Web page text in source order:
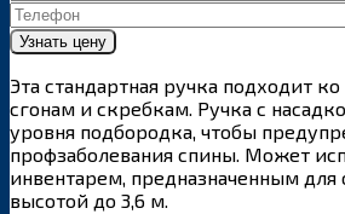
Эта стандартная ручка подходит
сгонам и скребкам. Ручка с
уровня подбородка, чтобы
профзаболевания спины. Может
инвентарем, предназначенным для
высотой до 3,6 м.